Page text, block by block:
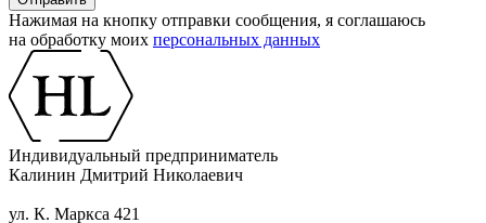
Нажимая на кнопку отправки сообщения, я соглашаюсь
на обработку моих персональных данных
Индивидуальный предприниматель
Калинин Дмитрий Николаевич
ул. К. Маркса 421